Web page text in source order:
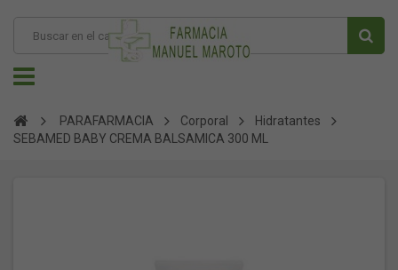
PARAFARMACIA Corporal
Hidratantes
SEBAMED BABY CREMA BALSAMICA 300 ML